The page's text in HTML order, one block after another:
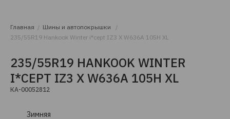
Главная
Шины и автопокрышки
235/55R19 Hankook Winter i*cept IZ3 X W636A 105H XL
235/55R19 HANKOOK WINTER
I*CEPT IZ3 X W636A 105H XL
КА-00052812
Зимняя